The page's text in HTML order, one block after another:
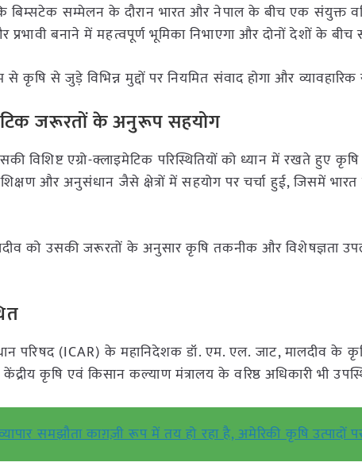
कि बिम्सटेक सम्मेलन के दौरान भारत और नेपाल के बीच एक संयुक्त
बनाने में महत्वपूर्ण भूमिका निभाएगा और दोनों देशों के
से जुड़े विभिन्न मुद्दों पर नियमित संवाद होगा और
जरूरतों के अनुरूप सहयोग
विशिष्ट एग्रो-क्लाइमेटिक परिस्थितियों को ध्यान में रखते हुए
और अनुसंधान जैसे क्षेत्रों में सहयोग पर चर्चा हुई, जिसमें भारत
को उसकी जरूरतों के अनुसार कृषि तकनीक और विशेषज्ञता
परिषद (ICAR) के महानिदेशक डॉ. एम. एल. जाट, मालदीव के
कृषि एवं किसान कल्याण मंत्रालय के वरिष्ठ अधिकारी भी
समझौता काग़ज़ी रूप में तय हो रहा है, अमेरिकी कृषि उत्पादों